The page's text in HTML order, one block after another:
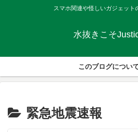
スマホ関連や怪しいガジェット
水抜きこそ
このブログについ
緊急地震速報